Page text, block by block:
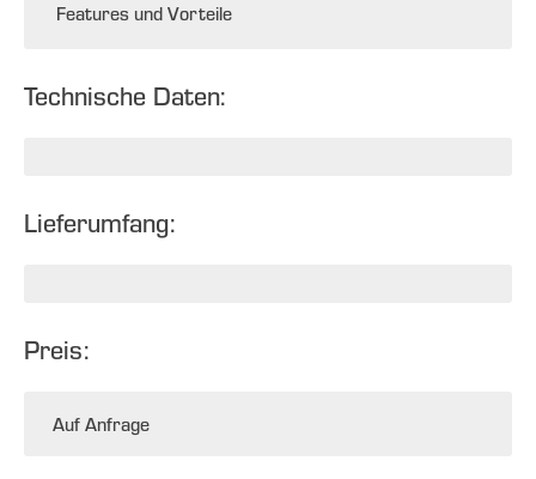
Technische Daten:
Lieferumfang:
Preis:
Auf Anfrage